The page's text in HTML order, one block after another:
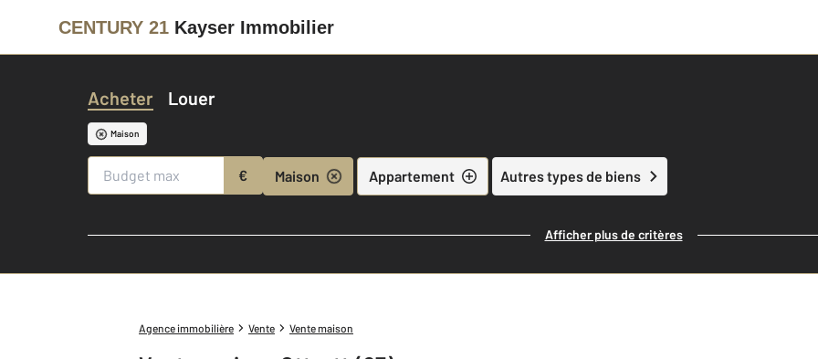
CENTURY 21 Kayser Immobilier
Acheter Louer
Maison
€ Maison Appartement Autres types de biens
Afficher plus de critères
Agence immobilière Vente Vente maison